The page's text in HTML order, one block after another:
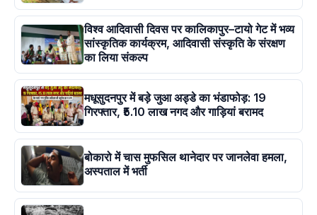
विश्व आदिवासी दिवस पर कालिकापुर–टायो गेट में भव्य
सांस्कृतिक कार्यक्रम, आदिवासी संस्कृति के संरक्षण
का लिया संकल्प
मधूसुदनपुर में बड़े जुआ अड्डे का भंडाफोड़: 19
गिरफ्तार, ₹5.10 लाख नगद और गाड़ियां बरामद
बोकारो में चास मुफसिल थानेदार पर जानलेवा हमला,
अस्पताल में भर्ती